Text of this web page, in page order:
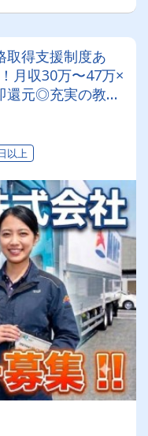
取得支援制度あ
月収30万〜47万×
還元◎充実の教育
につく！
以上